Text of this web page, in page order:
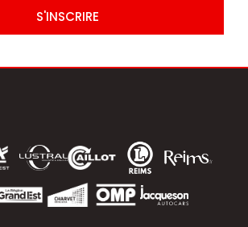
S'INSCRIRE